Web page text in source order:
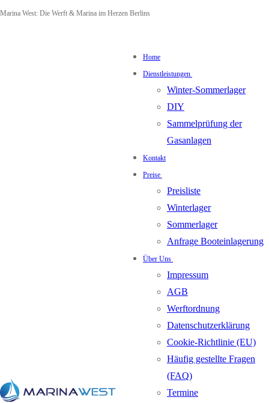
Zum
Menü
Schließen
Marina West: Die Werft & Marina im Herzen Berlins
Home
Dienstleistungen
Winter-Sommerlager
DIY
Sammelprüfung der
Gasanlagen
Kontakt
Preise
Preisliste
Winterlager
Sommerlager
Anfrage Booteinlagerung
Über Uns
Impressum
AGB
Werftordnung
Datenschutzerklärung
Cookie-Richtlinie (EU)
Häufig gestellte Fragen
(FAQ)
Termine